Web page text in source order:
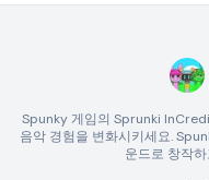
Spunky 게임의 Sprunki
음악 경험을 변화시키세요.
운드로 창작